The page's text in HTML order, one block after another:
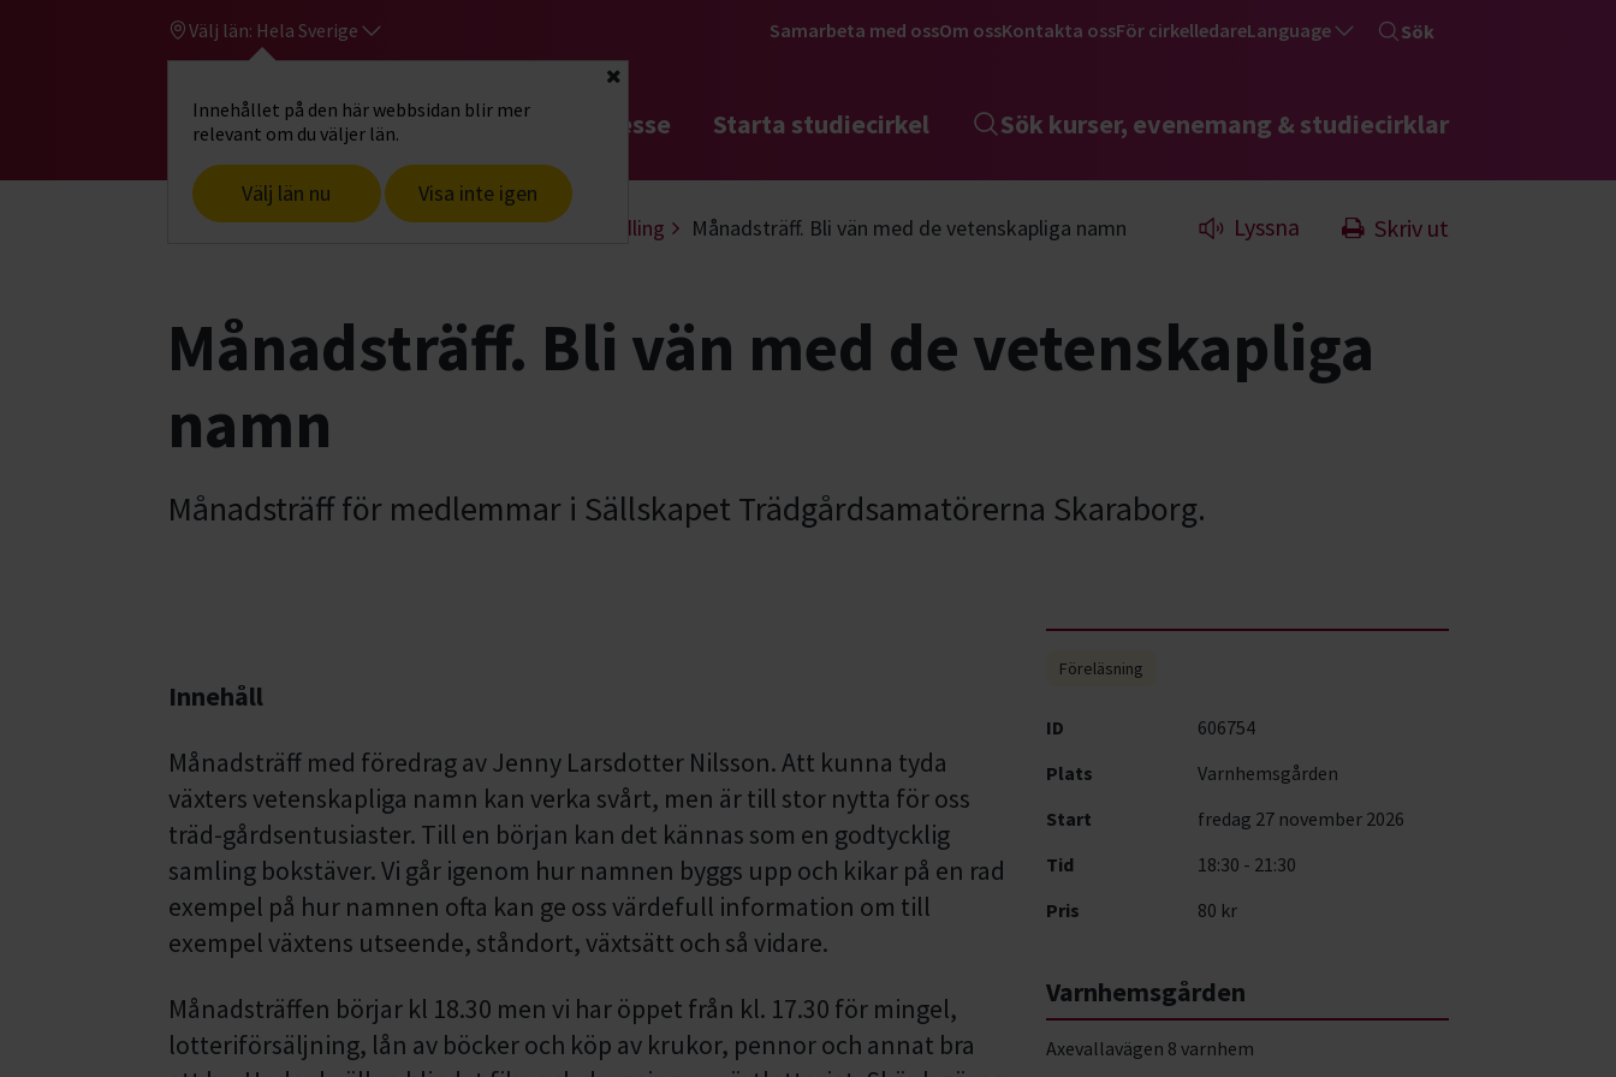
Välj län: Hela Sverige
Innehållet på den här webbsidan blir mer
relevant om du väljer län.
Välj län nu Visa inte igen
Stäng
Samarbeta med ossOm ossKontakta ossFör cirkelledareLanguage Sök
Gå till studiefrämjandets startsidaHitta intresse Starta studiecirkel Sök kurser, evenemang & studiecirklar
Start Hitta intresse Mat, hem & trädgård Odling Månadsträff. Bli vän med de vetenskapliga namn Lyssna Skriv ut
Månadsträff. Bli vän med de vetenskapliga
namn
Månadsträff för medlemmar i Sällskapet Trädgårdsamatörerna Skaraborg.
Innehåll
Månadsträff med föredrag av Jenny Larsdotter Nilsson. Att kunna tyda
växters vetenskapliga namn kan verka svårt, men är till stor nytta för oss
träd-gårdsentusiaster. Till en början kan det kännas som en godtycklig
samling bokstäver. Vi går igenom hur namnen byggs upp och kikar på en rad
exempel på hur namnen ofta kan ge oss värdefull information om till
exempel växtens utseende, ståndort, växtsätt och så vidare.
Månadsträffen börjar kl 18.30 men vi har öppet från kl. 17.30 för mingel,
lotteriförsäljning, lån av böcker och köp av krukor, pennor och annat bra
Föreläsning
ID
606754
Plats
Varnhemsgården
Start
fredag 27 november 2026
Tid
18:30 - 21:30
Pris
80 kr
Varnhemsgården
Axevallavägen 8 varnhem